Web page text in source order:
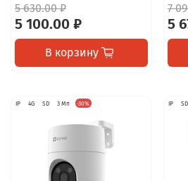
5 630.00 ₽
5 100.00 ₽
В корзину
7
5
IP 4G SD 3 Мп -30% IP SD